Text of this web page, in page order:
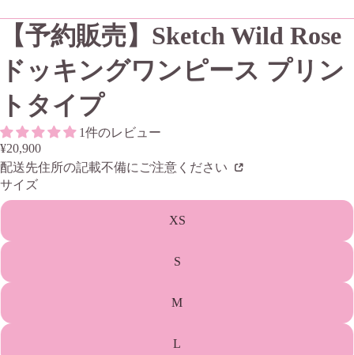
【予約販売】Sketch Wild Rose
ドッキングワンピース プリン
トタイプ
1件のレビュー
¥20,900
配送先住所の記載不備にご注意ください
サイズ
XS
S
M
L